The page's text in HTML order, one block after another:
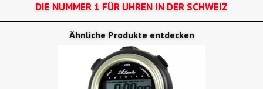
DIE NUMMER 1 FÜR UHREN IN DER SCHWEIZ
Ähnliche Produkte entdecken